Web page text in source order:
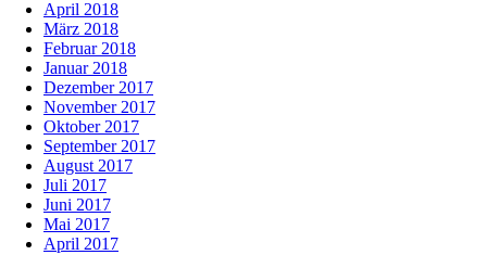
April 2018
März 2018
Februar 2018
Januar 2018
Dezember 2017
November 2017
Oktober 2017
September 2017
August 2017
Juli 2017
Juni 2017
Mai 2017
April 2017